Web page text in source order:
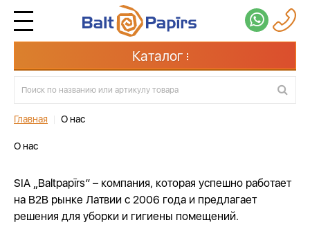
Каталог
Главная О нас
О нас
SIA „Baltpapīrs” – компания, которая успешно работает
на B2B рынке Латвии с 2006 года и предлагает
решения для уборки и гигиены помещений.